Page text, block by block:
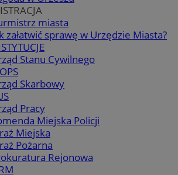
miasta
załatwić sprawę w Urzędzie Miasta?
Stanu Cywilnego
Skarbowy
Pracy
Miejska Policji
Miejska
Pożarna
Rejonowa